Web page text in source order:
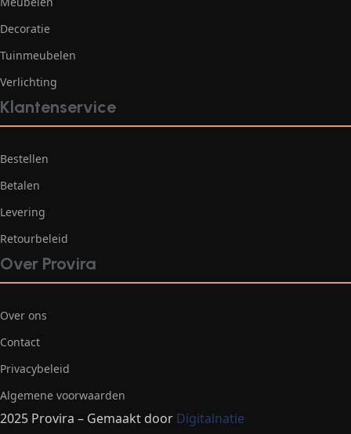
Decoratie
Tuinmeubelen
Verlichting
Klantenservice
Bestellen
Betalen
Levering
Retourbeleid
Over Provira
Over ons
Contact
Privacybeleid
Algemene voorwaarden
2025 Provira – Gemaakt door Digitalnatie